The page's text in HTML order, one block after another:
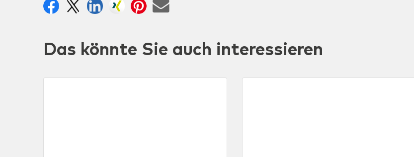
Das könnte Sie auch interessieren